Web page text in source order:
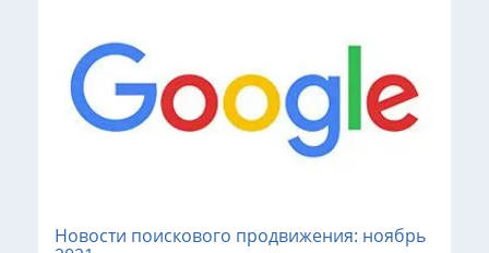
Новости поискового продвижения: ноябрь